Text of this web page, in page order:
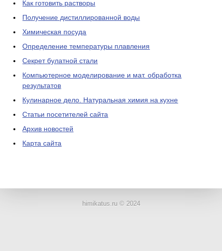
Как готовить растворы
Получение дистиллированной воды
Химическая посуда
Определение температуры плавления
Секрет булатной стали
Компьютерное моделирование и мат. обработка
результатов
Кулинарное дело. Натуральная химия на кухне
Статьи посетителей сайта
Архив новостей
Карта сайта
himikatus.ru © 2024